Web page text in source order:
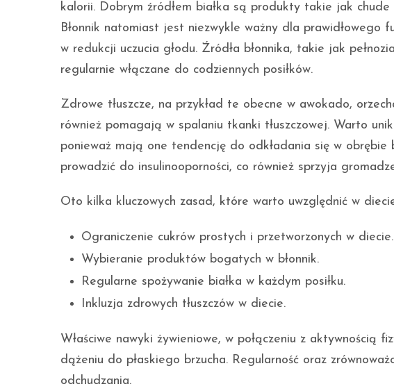
kalorii. Dobrym źródłem białka są produkty takie jak
Błonnik natomiast jest niezwykle ważny dla prawidłowego
w redukcji uczucia głodu. Źródła błonnika, takie jak
regularnie włączane do codziennych posiłków.
Zdrowe tłuszcze, na przykład te obecne w awokado,
również pomagają w spalaniu tkanki tłuszczowej. Warto
ponieważ mają one tendencję do odkładania się w obrębie
prowadzić do insulinooporności, co również sprzyja
Oto kilka kluczowych zasad, które warto uwzględnić w
Ograniczenie cukrów prostych i przetworzonych w diecie.
Wybieranie produktów bogatych w błonnik.
Regularne spożywanie białka w każdym posiłku.
Inkluzja zdrowych tłuszczów w diecie.
Właściwe nawyki żywieniowe, w połączeniu z aktywnością
dążeniu do płaskiego brzucha. Regularność oraz
odchudzania.